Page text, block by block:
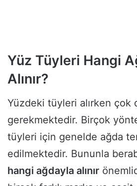
Yüz Tüyleri Hangi
Alınır?
Yüzdeki tüyleri alırken çok
gerekmektedir. Birçok
tüyleri için genelde ağda
edilmektedir. Bununla
hangi ağdayla alınır